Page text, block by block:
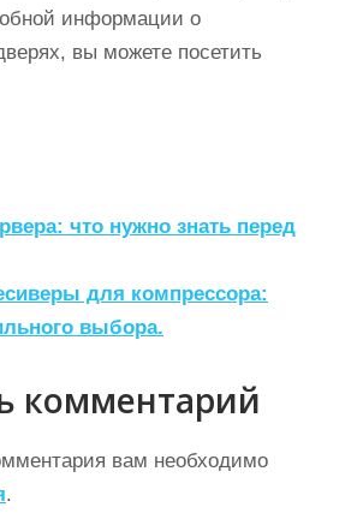
информации о
вы можете посетить
что нужно знать перед
для компрессора:
выбора.
комментарий
вам необходимо
.